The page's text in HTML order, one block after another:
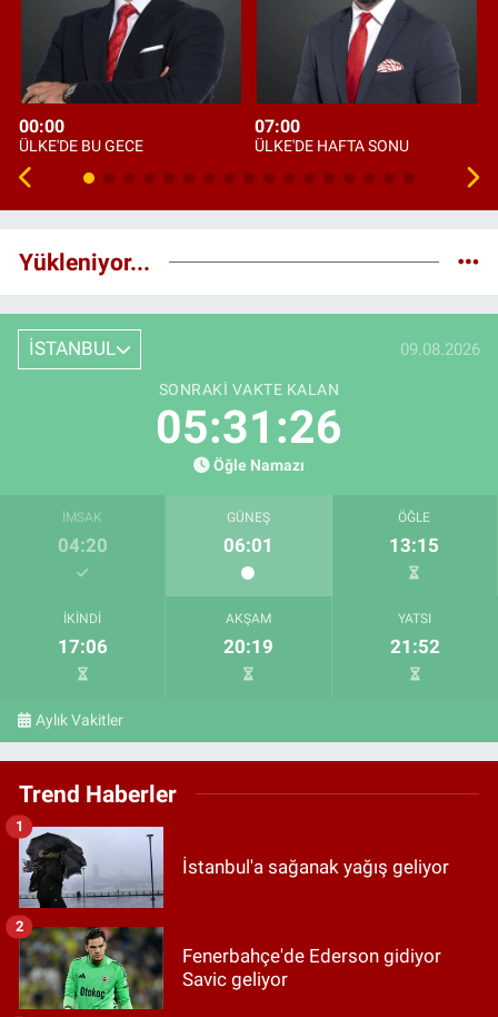
00:00
ÜLKE'DE BU GECE
07:00
ÜLKE'DE HAFTA SONU
Yükleniyor...
İSTANBUL 09.08.2026
SONRAKI VAKTE KALAN
05:31:25
Öğle Namazı
İMSAK
04:20
GÜNEŞ
06:01
ÖĞLE
13:15
İKINDI
17:06
AKŞAM
20:19
YATSI
21:52
Aylık Vakitler
Trend Haberler
İstanbul'a sağanak yağış geliyor
1
Fenerbahçe'de Ederson gidiyor
Savic geliyor
2